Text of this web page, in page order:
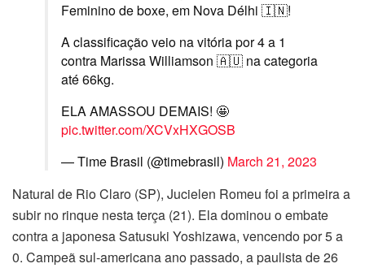
Feminino de boxe, em Nova Délhi 🇮🇳!
A classificação veio na vitória por 4 a 1
contra Marissa Williamson 🇦🇺 na categoria
até 66kg.
ELA AMASSOU DEMAIS! 🤩
pic.twitter.com/XCVxHXGOSB
— Time Brasil (@timebrasil) March 21, 2023
Natural de Rio Claro (SP), Jucielen Romeu foi a primeira a
subir no rinque nesta terça (21). Ela dominou o embate
contra a japonesa Satusuki Yoshizawa, vencendo por 5 a
0. Campeã sul-americana ano passado, a paulista de 26